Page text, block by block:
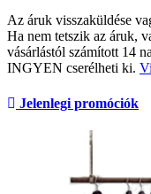
Az áruk visszaküldése
Ha nem tetszik az áruk,
vásárlástól számított 14
INGYEN cserélheti ki.
Jelenlegi promóciók